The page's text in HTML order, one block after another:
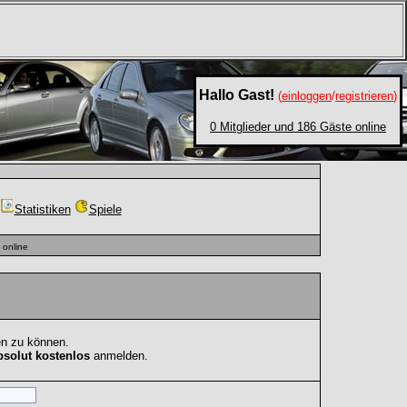
Hallo Gast! (einloggen/registrieren)
0 Mitglieder und 186 Gäste online
Statistiken Spiele
zu können.
kostenlos anmelden.